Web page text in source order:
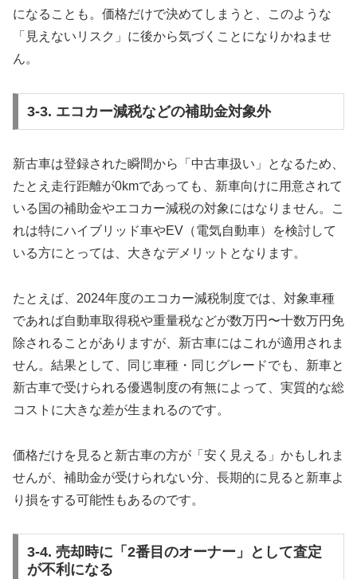
になることも。価格だけで決めてしまうと、このような
「見えないリスク」に後から気づくことになりかねませ
ん。
3-3. エコカー減税などの補助金対象外
新古車は登録された瞬間から「中古車扱い」となるため、
たとえ走行距離が0kmであっても、新車向けに用意されて
いる国の補助金やエコカー減税の対象にはなりません。こ
れは特にハイブリッド車やEV（電気自動車）を検討して
いる方にとっては、大きなデメリットとなります。
たとえば、2024年度のエコカー減税制度では、対象車種
であれば自動車取得税や重量税などが数万円〜十数万円免
除されることがありますが、新古車にはこれが適用されま
せん。結果として、同じ車種・同じグレードでも、新車と
新古車で受けられる優遇制度の有無によって、実質的な総
コストに大きな差が生まれるのです。
価格だけを見ると新古車の方が「安く見える」かもしれま
せんが、補助金が受けられない分、長期的に見ると新車よ
り損をする可能性もあるのです。
3-4. 売却時に「2番目のオーナー」として査定
が不利になる